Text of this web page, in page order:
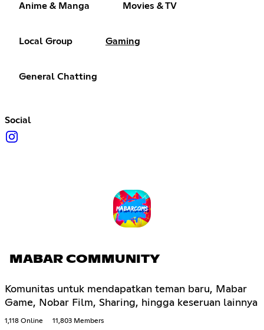
Anime & Manga Movies & TV
Local Group Gaming
General Chatting
Social
MABAR COMMUNITY
Komunitas untuk mendapatkan teman baru, Mabar
Game, Nobar Film, Sharing, hingga keseruan lainnya
1,118 Online 11,803 Members